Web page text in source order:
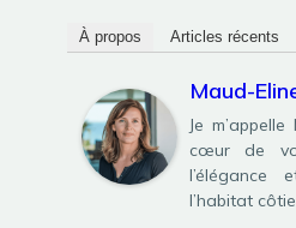
À propos Articles récents
Maud-
Je
cœur de
l’élégance
l’habitat